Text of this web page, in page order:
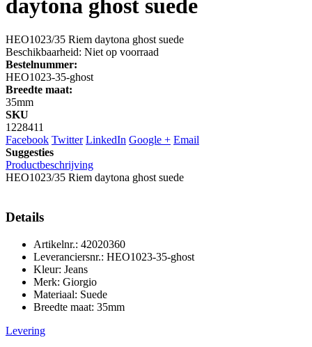
daytona ghost suede
HEO1023/35 Riem daytona ghost suede
Beschikbaarheid: Niet op voorraad
Bestelnummer:
HEO1023-35-ghost
Breedte maat:
35mm
SKU
1228411
Facebook Twitter LinkedIn Google + Email
Suggesties
Productbeschrijving
HEO1023/35 Riem daytona ghost suede
Details
Artikelnr.: 42020360
Leveranciersnr.: HEO1023-35-ghost
Kleur: Jeans
Merk: Giorgio
Materiaal: Suede
Breedte maat: 35mm
Levering